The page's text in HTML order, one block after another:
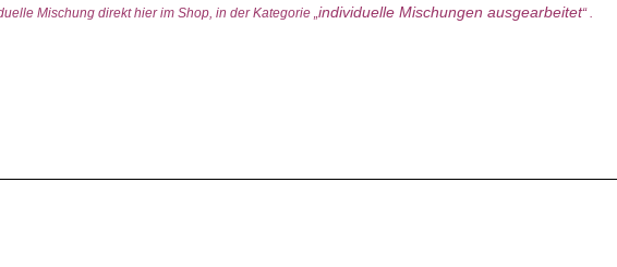
Mischung direkt hier im Shop, in der Kategorie „individuelle Mischungen ausgearbeitet“ .